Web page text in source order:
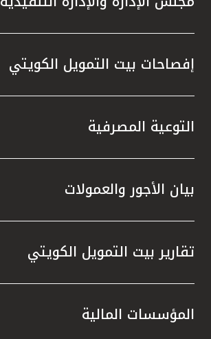
إفصاحات بيت التمويل الكويتي
التوعية المصرفية
بيان الأجور والعمولات
تقارير بيت التمويل الكويتي
المؤسسات المالية